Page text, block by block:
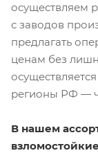
осуществляем
с заводов
предлагать
ценам без
регионы РФ —
В нашем